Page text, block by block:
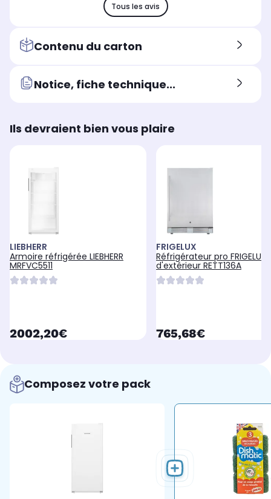
Tous les avis
Contenu du carton
Notice, fiche technique...
Ils devraient bien vous plaire
LIEBHERR
Armoire réfrigérée LIEBHERR
MRFVC5511
currentPrice
2002,20€
FRIGELUX
Réfrigérateur pro FRIGELUX
d'extérieur RETT136A
currentPrice
765,68€
Composez votre pack